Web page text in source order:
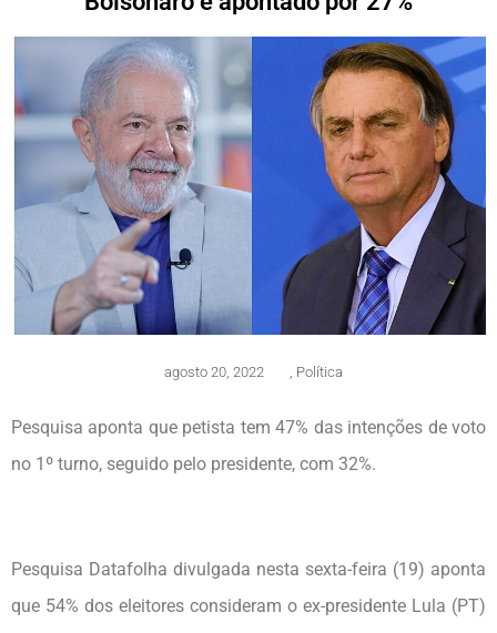
agosto 20, 2022 Política
Pesquisa aponta que petista tem 47% das intenções de voto
no 1º turno, seguido pelo presidente, com 32%.
Pesquisa Datafolha divulgada nesta sexta-feira (19) aponta
que 54% dos eleitores consideram o ex-presidente Lula (PT)